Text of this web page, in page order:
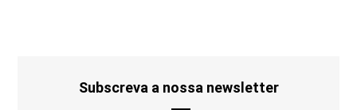
Subscreva a nossa newsletter